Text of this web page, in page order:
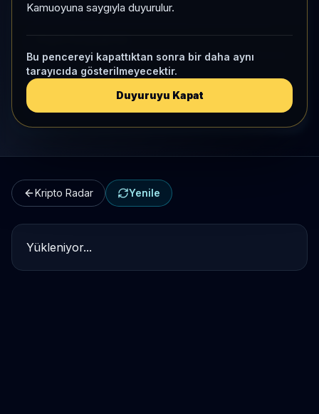
Kamuoyuna saygıyla duyurulur.
Bu pencereyi kapattıktan sonra bir daha aynı
tarayıcıda gösterilmeyecektir.
Duyuruyu Kapat
HIZLI GEÇIŞ
Kripto Karşılaştırma
Kategori Benchmark
Kripto Radar Yenile
Yükleniyor...